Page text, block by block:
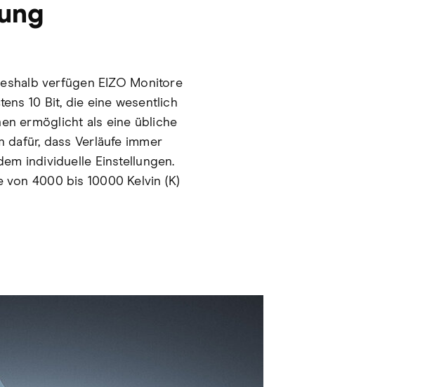
verfügen EIZO Monitore
10 Bit, die eine wesentlich
ermöglicht als eine übliche
dafür, dass Verläufe immer
individuelle Einstellungen.
von 4000 bis 10000 Kelvin (K)